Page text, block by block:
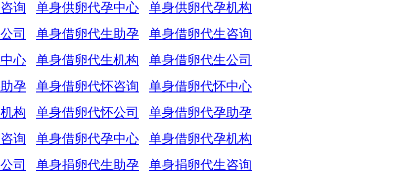
询
单身供卵代孕中心
单身供卵代孕机构
司
单身借卵代生助孕
单身借卵代生咨询
心
单身借卵代生机构
单身借卵代生公司
孕
单身借卵代怀咨询
单身借卵代怀中心
构
单身借卵代怀公司
单身借卵代孕助孕
询
单身借卵代孕中心
单身借卵代孕机构
司
单身捐卵代生助孕
单身捐卵代生咨询